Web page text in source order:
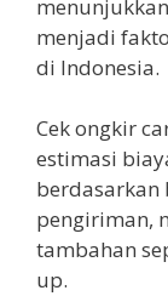
menjadi
di Indonesia.
Cek ongkir
estimasi
berdasarkan
pengiriman,
tambahan
up.